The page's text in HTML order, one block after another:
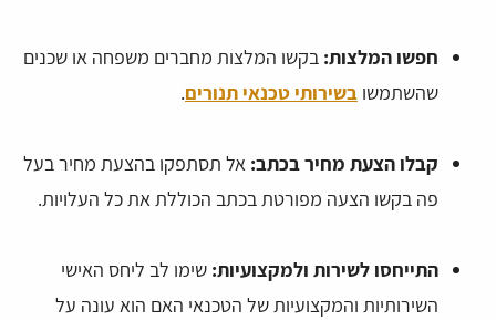
חפשו המלצות: בקשו המלצות מחברים משפחה או שכנים
שהשתמשו בשירותי טכנאי תנורים.
קבלו הצעת מחיר בכתב: אל תסתפקו בהצעת מחיר בעל
פה בקשו הצעה מפורטת בכתב הכוללת את כל העלויות.
התייחסו לשירות ולמקצועיות: שימו לב ליחס האישי
השירותיות והמקצועיות של הטכנאי האם הוא עונה על